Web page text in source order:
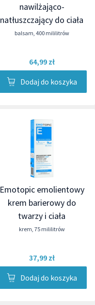
nawilżająco-
natłuszczający do ciała
balsam, 400 mililitrów
64,99 zł
Dodaj do koszyka
Emotopic emolientowy
krem barierowy do
twarzy i ciała
krem, 75 mililitrów
37,99 zł
Dodaj do koszyka